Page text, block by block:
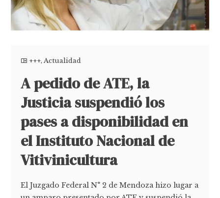
+++,Actualidad
A pedido de ATE, la
Justicia suspendió los
pases a disponibilidad en
el Instituto Nacional de
Vitivinicultura
El Juzgado Federal N° 2 de Mendoza hizo lugar a